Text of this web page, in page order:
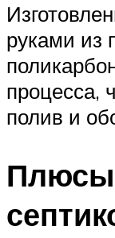
руками из
процесса,
полив и